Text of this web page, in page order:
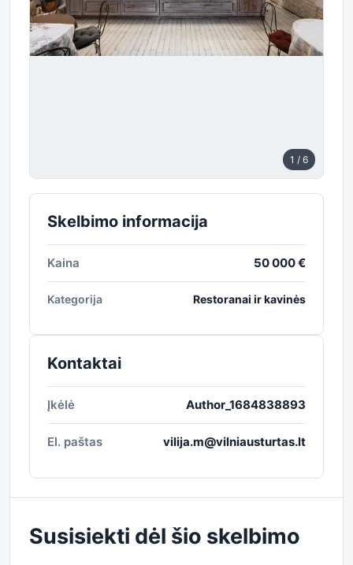
1 / 6
Skelbimo informacija
Kaina 50 000 €
Kategorija Restoranai ir kavinės
Kontaktai
Įkėlė Author_1684838893
El. paštas vilija.m@vilniausturtas.lt
Susisiekti dėl šio skelbimo